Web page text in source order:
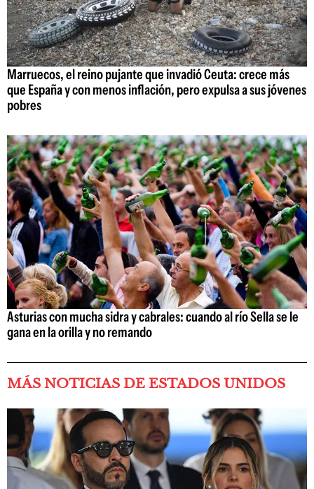
Marruecos, el reino pujante que invadió Ceuta: crece más
que España y con menos inflación, pero expulsa a sus jóvenes
pobres
Asturias con mucha sidra y cabrales: cuando al río Sella se le
gana en la orilla y no remando
MÁS NOTICIAS DE ESTADOS UNIDOS